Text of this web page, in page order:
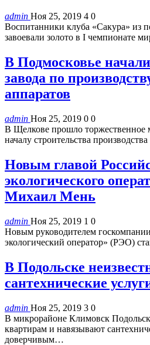
admin Ноя 25, 2019 4 0
Воспитанники клуба «Сакура» из
завоевали золото в I чемпионате
В Подмосковье
завода по
аппаратов
admin Ноя 25, 2019 0 0
В Щелкове прошло торжественное
началу строительства
Новым главой
экологического
Михаил Мень
admin Ноя 25, 2019 1 0
Новым руководителем
экологический оператор» (РЭО)
В Подольске
сантехнические
admin Ноя 25, 2019 3 0
В микрорайоне Климовск
квартирам и навязывают
доверчивым…